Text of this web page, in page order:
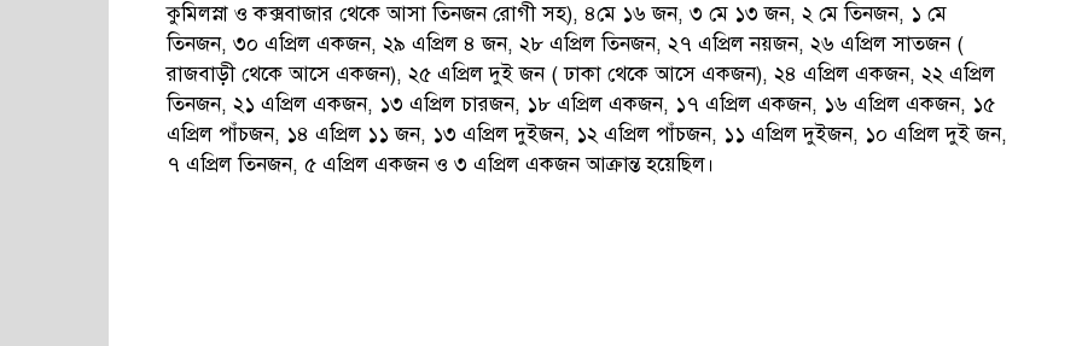
কুমিলস্না ও কক্সবাজার থেকে আসা তিনজন রোগী সহ), ৪মে ১৬ জন, ৩ মে ১৩ জন, ২ মে তিনজন, ১ মে
তিনজন, ৩০ এপ্রিল একজন, ২৯ এপ্রিল ৪ জন, ২৮ এপ্রিল তিনজন, ২৭ এপ্রিল নয়জন, ২৬ এপ্রিল সাতজন (
রাজবাড়ী থেকে আসে একজন), ২৫ এপ্রিল দুই জন ( ঢাকা থেকে আসে একজন), ২৪ এপ্রিল একজন, ২২ এপ্রিল
তিনজন, ২১ এপ্রিল একজন, ১৩ এপ্রিল চারজন, ১৮ এপ্রিল একজন, ১৭ এপ্রিল একজন, ১৬ এপ্রিল একজন, ১৫
এপ্রিল পাঁচজন, ১৪ এপ্রিল ১১ জন, ১৩ এপ্রিল দুইজন, ১২ এপ্রিল পাঁচজন, ১১ এপ্রিল দুইজন, ১০ এপ্রিল দুই জন,
৭ এপ্রিল তিনজন, ৫ এপ্রিল একজন ও ৩ এপ্রিল একজন আক্রান্ত হয়েছিল।